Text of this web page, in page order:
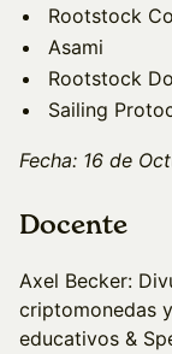
Rootstock
Asami
Rootstock
Sailing
Fecha: 16 de
Docente
Axel Becker:
criptomonedas
educativos &